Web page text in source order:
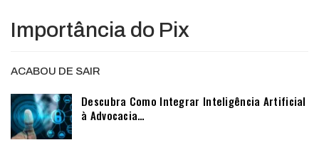
Importância do Pix
ACABOU DE SAIR
Descubra Como Integrar Inteligência Artificial
à Advocacia…